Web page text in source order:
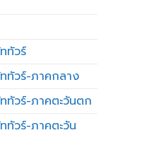
ทัวร์
ทัวร์-ภาคกลาง
ทัวร์-ภาคตะวันตก
ทัวร์-ภาคตะวัน